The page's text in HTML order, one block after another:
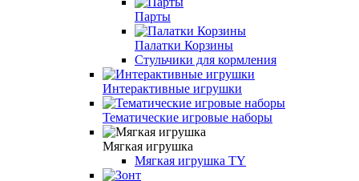
Парты
Палатки Корзины
Стульчики для кормления
Интерактивные игрушки
Тематические игровые наборы
Мягкая игрушка
Мягкая игрушка TY